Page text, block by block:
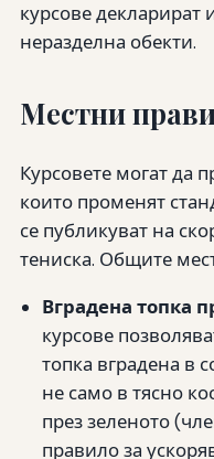
курсове декларират
неразделна обекти.
Местни
Курсовете могат да
които променят
се публикуват на
тениска. Общите
Вградена топка
курсове
топка вградена в
не само в тясно
през зеленото
правило за